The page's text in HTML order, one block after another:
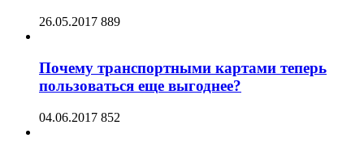
26.05.2017 889
Почему транспортными картами теперь
пользоваться еще выгоднее?
04.06.2017 852